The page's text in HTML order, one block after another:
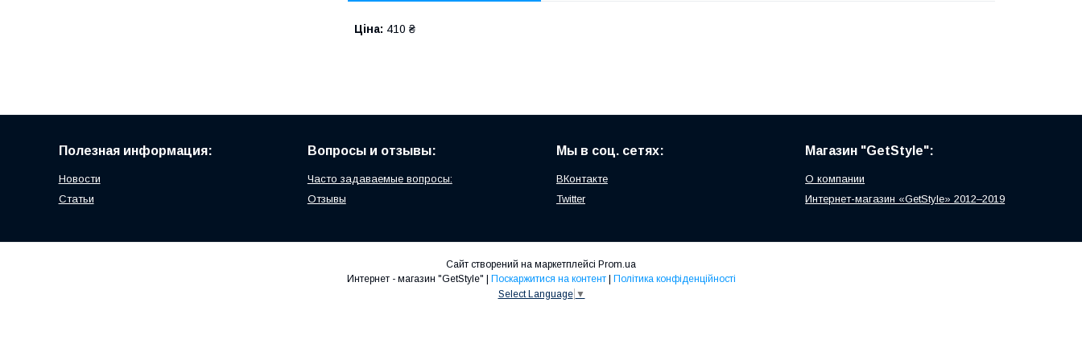
Ціна: 410 ₴
Полезная информация:
Новости
Статьи
Вопросы и отзывы:
Часто задаваемые вопросы:
Отзывы
Мы в соц. сетях:
ВКонтакте
Twitter
Магазин "GetStyle":
О компании
Интернет-магазин «GetStyle» 2012–2019
Сайт створений на маркетплейсі Prom.ua
Поскаржитися на контент
Політика конфіденційності
Select Language ▼